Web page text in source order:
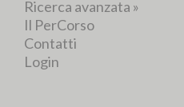
NAVIGA